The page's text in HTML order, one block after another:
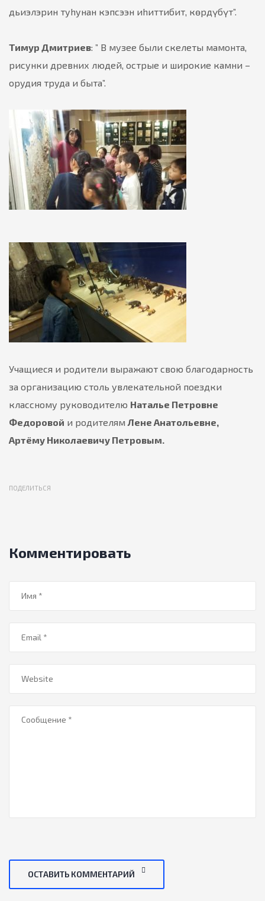
дьиэлэрин туhунан кэпсээн иhиттибит, кѳрдүбүт”.
Тимур Дмитриев: ” В музее были скелеты мамонта,
рисунки древних людей, острые и широкие камни –
орудия труда и быта”.
Учащиеся и родители выражают свою благодарность
за организацию столь увлекательной поездки
классному руководителю Наталье Петровне
Федоровой и родителямЛене Анатольевне,
Артёму Николаевичу Петровым.
ПОДЕЛИТЬСЯ
Комментировать
ОСТАВИТЬ КОММЕНТАРИЙ